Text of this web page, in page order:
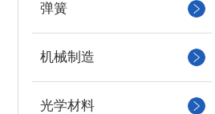
弹簧
机械制造
光学材料